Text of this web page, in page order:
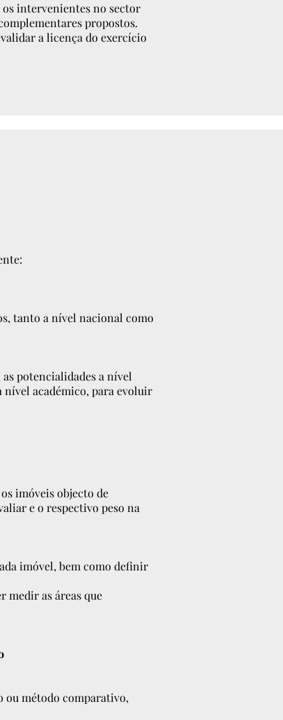
intervenientes no sector
propostos.
a licença do exercício
tanto a nível nacional como
potencialidades a nível
nível académico, para evoluir
imóveis objecto de
e o respectivo peso na
imóvel, bem como definir
medir as áreas que
ou método comparativo,